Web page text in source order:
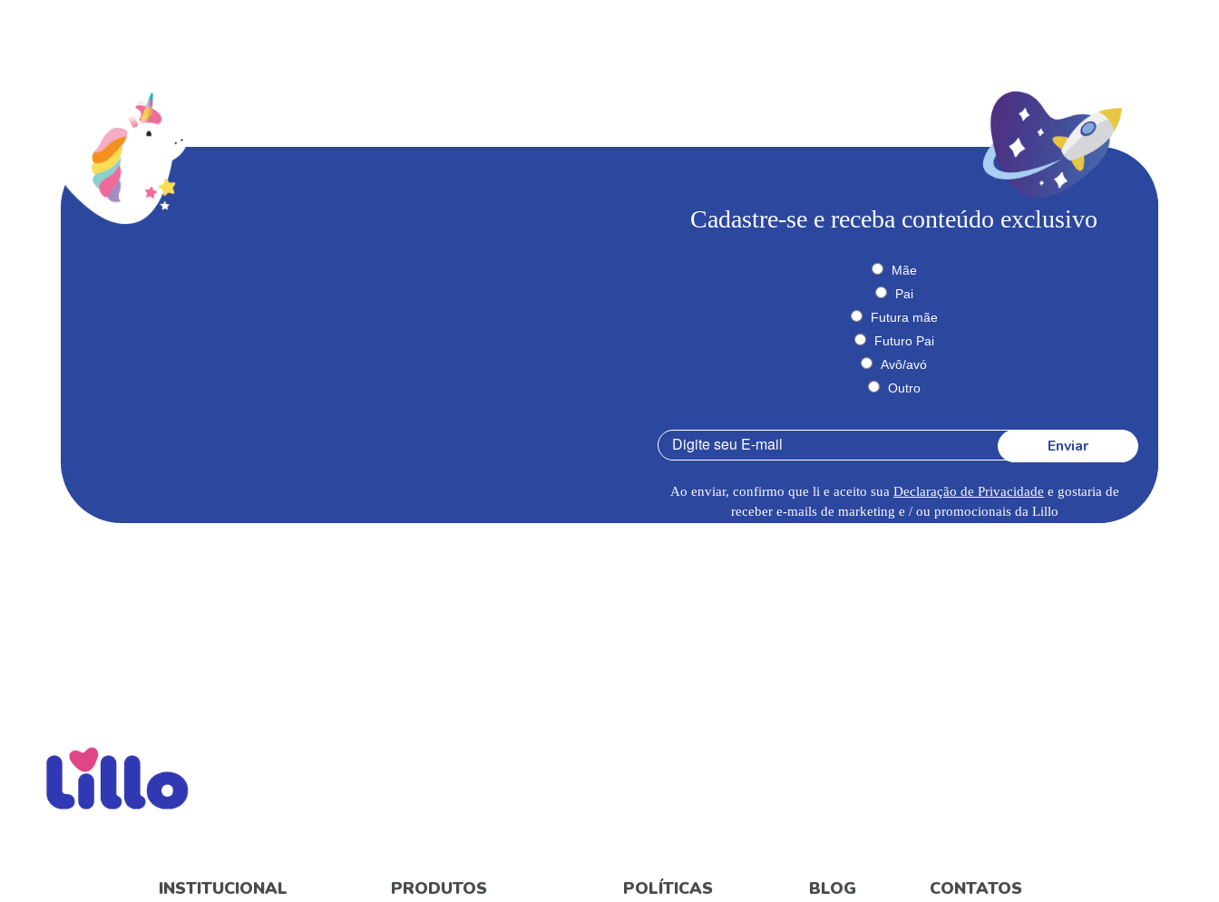
Cadastre-se e receba conteúdo exclusivo
Mãe
Pai
Futura mãe
Futuro Pai
Avô/avó
Outro
Enviar
Ao enviar, confirmo que li e aceito suaDeclaração de Privacidade e gostaria de
receber e-mails de marketing e / ou promocionais da Lillo
INSTITUCIONAL PRODUTOS POLÍTICAS BLOG CONTATOS